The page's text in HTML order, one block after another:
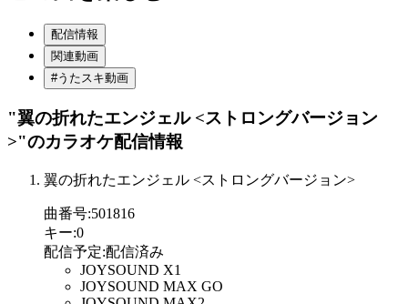
配信情報
関連動画
#うたスキ動画
"翼の折れたエンジェル <ストロングバージョン
>"のカラオケ配信情報
翼の折れたエンジェル <ストロングバージョン>
曲番号:501816
キー:0
配信予定:配信済み
JOYSOUND X1
JOYSOUND MAX GO